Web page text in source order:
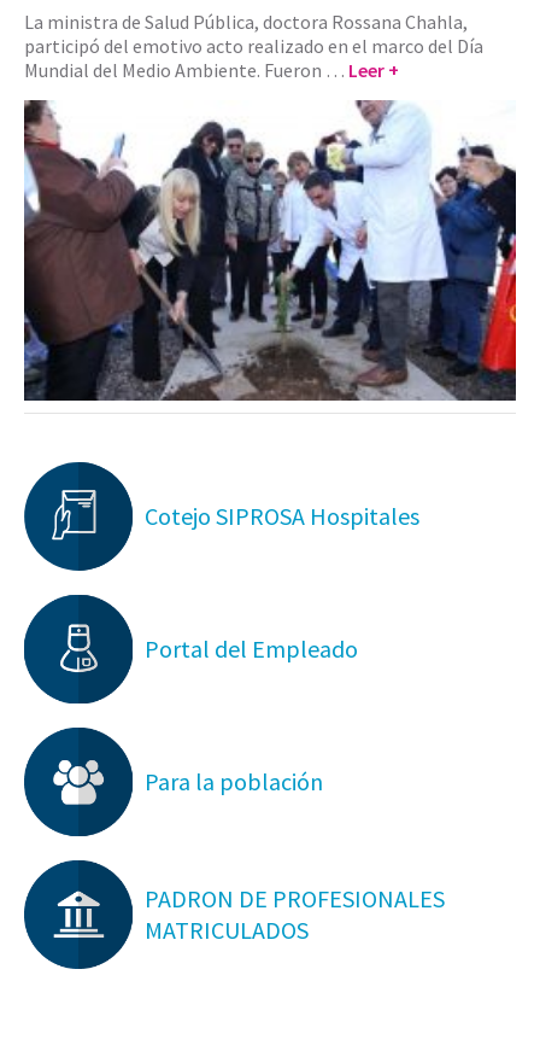
La ministra de Salud Pública, doctora Rossana Chahla,
participó del emotivo acto realizado en el marco del Día
Mundial del Medio Ambiente. Fueron … Leer +
Cotejo SIPROSA Hospitales
Portal del Empleado
Para la población
PADRON DE PROFESIONALES
MATRICULADOS